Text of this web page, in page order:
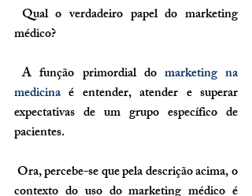
Qual o verdadeiro papel do marketing
médico?
A função primordial do marketing na
medicina é entender, atender e superar
expectativas de um grupo específico de
pacientes.